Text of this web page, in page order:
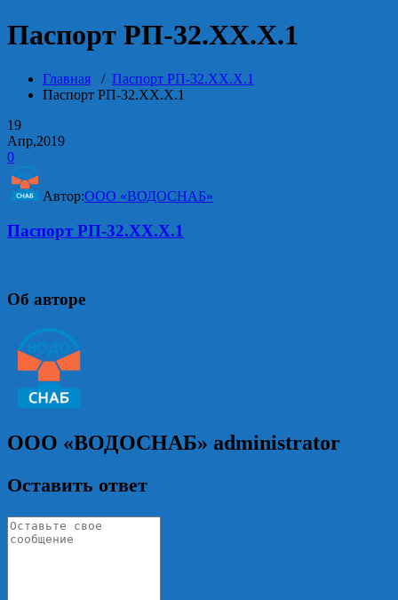
Паспорт РП-32.ХХ.Х.1
Главная / Паспорт РП-32.ХХ.Х.1
Паспорт РП-32.ХХ.Х.1
19
Апр,2019
0
Автор:ООО «ВОДОСНАБ»
Паспорт РП-32.ХХ.Х.1
Об авторе
ООО «ВОДОСНАБ» administrator
Оставить ответ